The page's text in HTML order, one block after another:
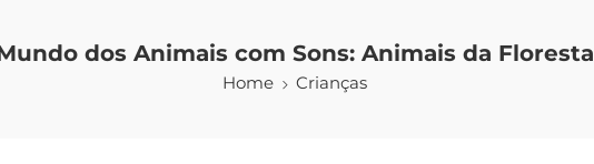
dos Animais com Sons: Animais da Floresta
Home Crianças